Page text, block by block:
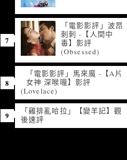
「電影影評」波昂
刺刺 -【人間中
毒】影評
(Obsessed)
「電影影評」馬來魔 -【A片
女神 深喉嚨】影評
(Lovelace)
「雞排亂哈拉」【變羊記】觀
後速評